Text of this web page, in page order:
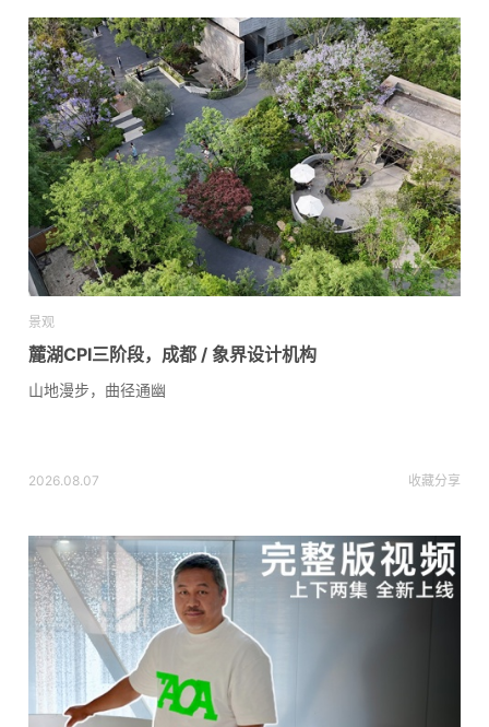
景观
麓湖CPI三阶段，成都 / 象界设计机构
山地漫步，曲径通幽
2026.08.07 收藏分享